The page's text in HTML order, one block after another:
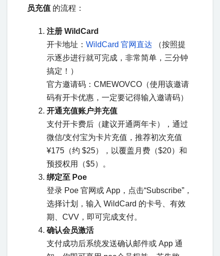
员充值 的流程：
注册 WildCard
开卡地址： WildCard 官网直达 （按照提
示逐步进行就可完成，非常简单，三分钟
搞定！）
官方邀请码：CMEWOVCO（使用该邀请
码有开卡优惠，一定要记得输入邀请码）
开通充值账户并充值
支付开卡费后（建议开通两年卡），通过
微信/支付宝为卡片充值，推荐初次充值
¥175（约 $25），以覆盖月费（$20）和
预授权用（$5）。
绑定至 Poe
登录 Poe 官网或 App，点击“Subscribe”，
选择计划，输入 WildCard 的卡号、有效
期、CVV，即可完成支付。
确认会员激活
支付成功后系统发送确认邮件或 App 通